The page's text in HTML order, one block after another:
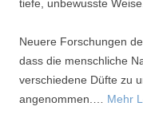
tiefe, unbewusste Weise.
Neuere Forschungen
dass die menschliche
verschiedene Düfte zu
angenommen.… Mehr